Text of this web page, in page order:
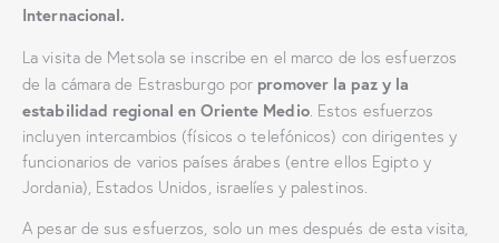
Internacional.
La visita de Metsola se inscribe en el marco de los esfuerzos
de la cámara de Estrasburgo por promover la paz y la
estabilidad regional en Oriente Medio. Estos esfuerzos
incluyen intercambios (físicos o telefónicos) con dirigentes y
funcionarios de varios países árabes (entre ellos Egipto y
Jordania), Estados Unidos, israelíes y palestinos.
A pesar de sus esfuerzos, solo un mes después de esta visita,